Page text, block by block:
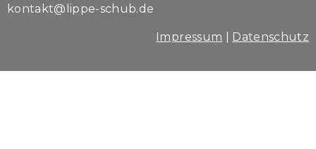
kontakt@lippe-schub.de
Impressum Datenschutz